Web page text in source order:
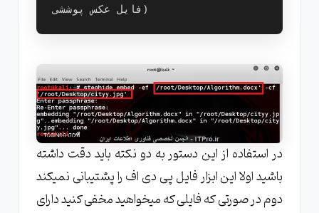
در استفاده از این دستور به دو نکته باید دقت داشته
باشید اولا این ابزار فایل پی دی اف را پشتیبانی نمیکند
دوم در صورتی که فایلی که میخواهید مخفی کنید دارای